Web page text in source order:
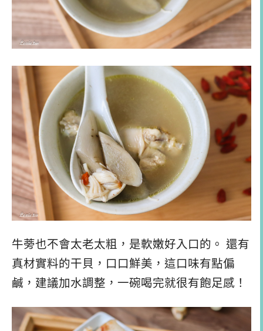
牛蒡也不會太老太粗，是軟嫩好入口的。 還有
真材實料的干貝，口口鮮美，這口味有點偏
鹹，建議加水調整，一碗喝完就很有飽足感！